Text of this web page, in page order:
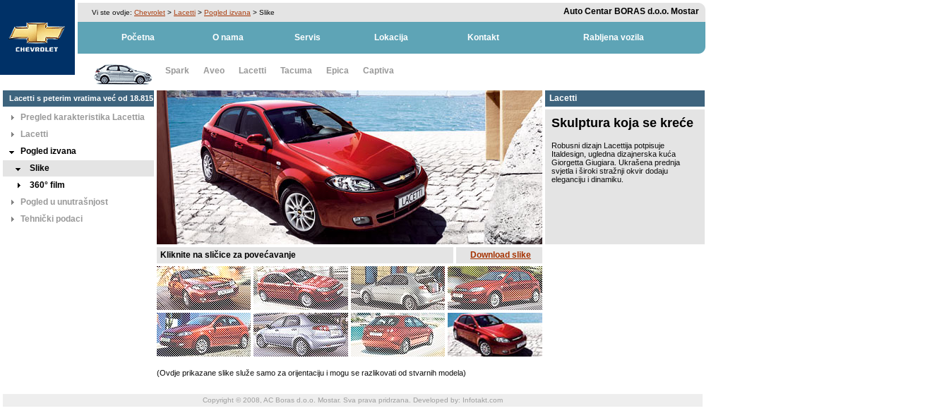
Vi ste ovdje: Chevrolet > Lacetti > Pogled izvana > Slike Auto Centar BORAS d.o.o. Mostar
Početna O nama Servis Lokacija Kontakt Rabljena vozila
Spark Aveo Lacetti Tacuma Epica Captiva
Lacetti s peterim vratima već od 18.815
KM Pregled karakteristika Lacettia
Lacetti
Pogled izvana
Slike
360° film
Pogled u unutrašnjost
Tehnički podaci
Lacetti
Skulptura koja se kreće
Robusni dizajn Lacettija potpisuje
Italdesign, ugledna dizajnerska kuća
Giorgetta Giugiara. Ukrašena prednja
svjetla i široki stražnji okvir dodaju
eleganciju i dinamiku.
Kliknite na sličice za povećavanje Download slike
(Ovdje prikazane slike služe samo za orijentaciju i mogu se razlikovati od stvarnih modela)
Copyright © 2008, AC Boras d.o.o. Mostar. Sva prava pridrzana. Developed by: Infotakt.com